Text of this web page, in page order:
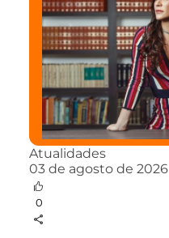
Atualidades
03 de agosto de 2026
0